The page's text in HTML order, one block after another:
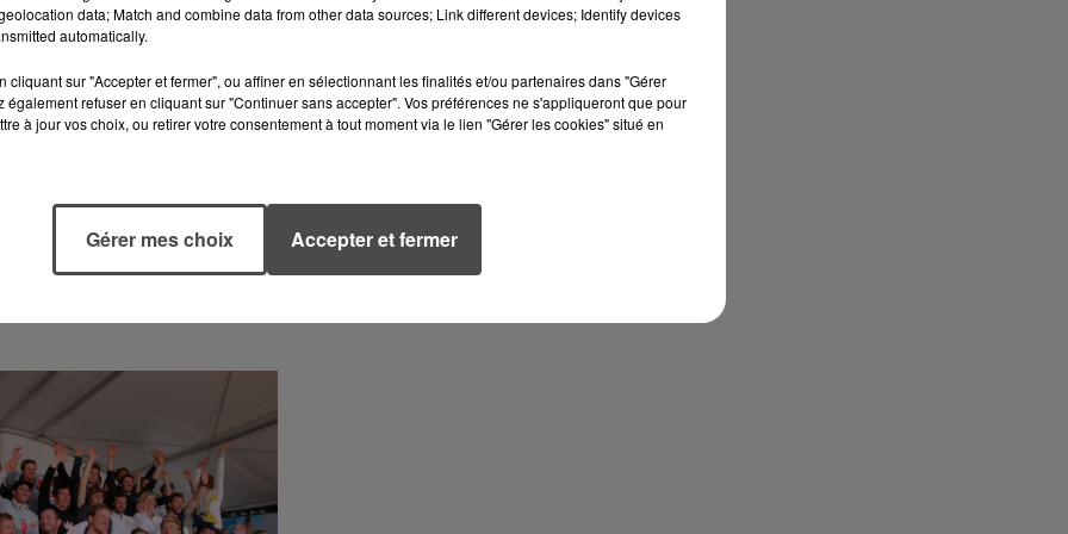
ils l’ont déjà fait l’année dernière et ils apprécient la
changements de caps, parfois un peu de hasard mais
de faire cette grande course.
sûr, il y a des conditions qui vont varier, il y a pas mal
c’est bien, car nous aurons des matchs, des
nous ont dit qu’ils allaient être vigilants.
spectacle de les voir tous en mer, sur une eau
Course était vraiment émouvante et excitante !
data; Match and combine data from other data sources; Link different devices; Identify devices
automatically.
cliquant sur "Accepter et fermer", ou affiner en sélectionnant les finalités et/ou partenaires dans "Gérer
également refuser en cliquant sur "Continuer sans accepter". Vos préférences ne s'appliqueront que pour
à jour vos choix, ou retirer votre consentement à tout moment via le lien "Gérer les cookies" situé en
Gérer mes choix Accepter et fermer